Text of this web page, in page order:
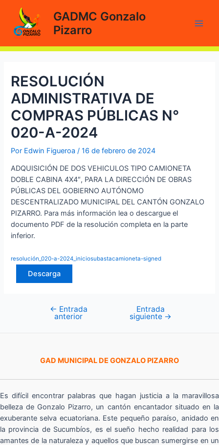
contenido
GADMC Gonzalo
Pizarro
RESOLUCIÓN
ADMINISTRATIVA DE
COMPRAS PÚBLICAS N°
020-A-2024
Por Edwin Figueroa/16 de febrero de 2024
ADQUISICIÓN DE DOS VEHICULOS TIPO CAMIONETA
DOBLE CABINA 4X4″, PARA LA DIRECCIÓN DE OBRAS
PÚBLICAS DEL GOBIERNO AUTÓNOMO
DESCENTRALIZADO MUNICIPAL DEL CANTÓN GONZALO
PIZARRO. Para más información lea o descargue el
documento PDF de la resolución completa en la parte
inferior.
resolución_020-a-2024_iniciosubastacamioneta-signed
Descarga
Navegación
← Entrada
anterior
Entrada
siguiente →
GAD MUNICIPAL DE GONZALO PIZARRO
Es difícil encontrar palabras que hagan justicia a la maravillosa
belleza de Gonzalo Pizarro, un cantón encantador situado en la
exuberante selva ecuatoriana. Este pequeño paraíso, anidado en
la provincia de Sucumbíos, es el sueño hecho realidad para los
amantes de la naturaleza y aquellos que buscan sumergirse en un